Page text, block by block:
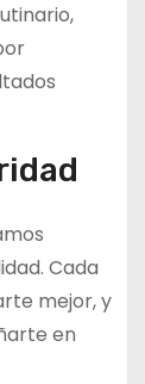
Cada
mejor, y
en